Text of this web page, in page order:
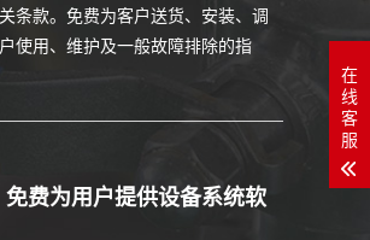
条款。免费为客户送货、安装、调
使用、维护及一般故障排除的指
费为用户提供设备系统软
在
线
客
服